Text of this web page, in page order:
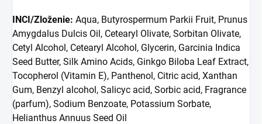
INCI/Zloženie: Aqua, Butyrospermum Parkii Fruit, Prunus
Amygdalus Dulcis Oil, Cetearyl Olivate, Sorbitan Olivate,
Cetyl Alcohol, Cetearyl Alcohol, Glycerin, Garcinia Indica
Seed Butter, Silk Amino Acids, Ginkgo Biloba Leaf Extract,
Tocopherol (Vitamin E), Panthenol, Citric acid, Xanthan
Gum, Benzyl alcohol, Salicyc acid, Sorbic acid, Fragrance
(parfum), Sodium Benzoate, Potassium Sorbate,
Helianthus Annuus Seed Oil